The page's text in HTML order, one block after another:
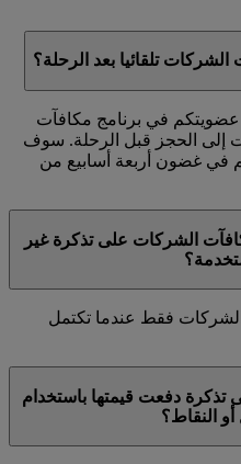
تلقائيا بعد الرحلة؟
في برنامج مكافآت
إلى الحجز قبل الرحلة. سوف
في غضون أربعة أسابيع من
الشركات على تذكرة غير
فقط عندما تكتمل
دفعت قيمتها باستخدام
أو النقاط؟